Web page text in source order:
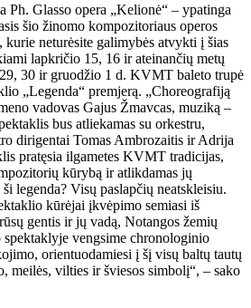
Ph. Glasso opera „Kelionė“ – ypatinga
šio žinomo kompozitoriaus operos
kurie neturėsite galimybės atvykti į šias
lapkričio 15, 16 ir ateinančių metų
30 ir gruodžio 1 d. KVMT baleto trupė
„Legenda“ premjerą. „Choreografiją
vadovas Gajus Žmavcas, muziką –
bus atliekamas su orkestru,
dirigentai Tomas Ambrozaitis ir Adrija
pratęsia ilgametes KVMT tradicijas,
kūrybą ir atlikdamas jų
legenda? Visų paslapčių neatskleisiu.
kūrėjai įkvėpimo semiasi iš
gentis ir jų vadą, Notangos žemių
vengsime chronologinio
orientuodamiesi į šį visų baltų tautų
meilės, vilties ir šviesos simbolį“, – sako